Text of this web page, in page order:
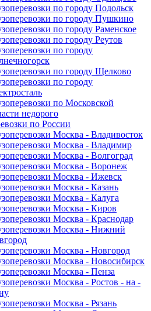
по городу Подольск
по городу Пушкино
по городу Раменское
по городу Реутов
по городу
по городу Щелково
по городу
по Московской
недорого
по России
Москва - Владивосток
Москва - Владимир
Москва - Волгоград
Москва - Воронеж
Москва - Ижевск
Москва - Казань
Москва - Калуга
Москва - Киров
Москва - Краснодар
Москва - Нижний
Москва - Новгород
Москва - Новосибирск
Москва - Пенза
Москва - Ростов - на -
Москва - Рязань